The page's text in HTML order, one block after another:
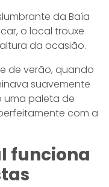
da Baía
o local trouxe
da ocasião.
de verão, quando
suavemente
paleta de
com a
funciona